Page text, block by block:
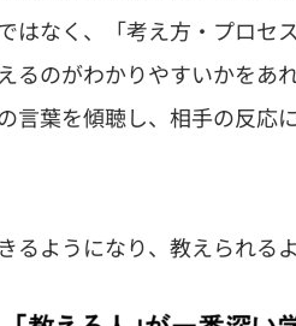
なく、「考え方・プロセ
のがわかりやすいかをあ
葉を傾聴し、相手の反応
るようになり、教えられる